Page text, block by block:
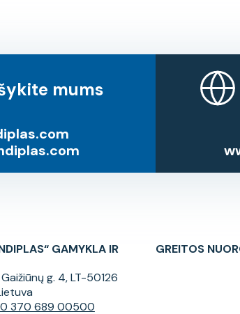
mums
GAMYKLA IR
Gaižiūnų g. 4, LT-50126
370 689 00500
GREITOS